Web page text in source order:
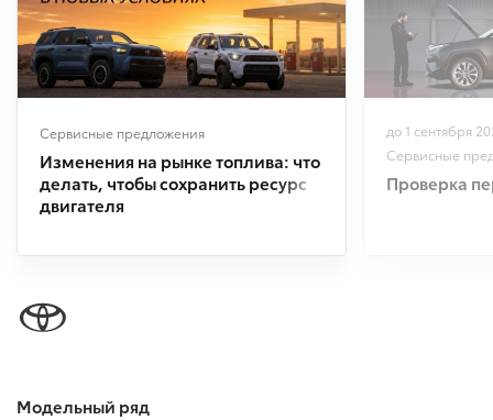
Сервисные предложения
Изменения на рынке топлива: что
делать, чтобы сохранить ресурс
двигателя
до 1 сентября
Сервисные
Проверка
Модельный ряд